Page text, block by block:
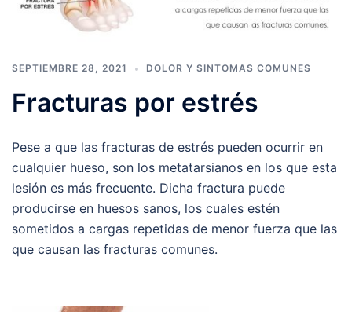
SEPTIEMBRE 28, 2021 DOLOR Y SINTOMAS COMUNES
Fracturas por estrés
Pese a que las fracturas de estrés pueden ocurrir en
cualquier hueso, son los metatarsianos en los que esta
lesión es más frecuente. Dicha fractura puede
producirse en huesos sanos, los cuales estén
sometidos a cargas repetidas de menor fuerza que las
que causan las fracturas comunes.